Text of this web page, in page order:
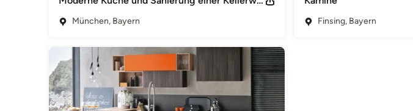
München, Bayern Finsing, Bayern